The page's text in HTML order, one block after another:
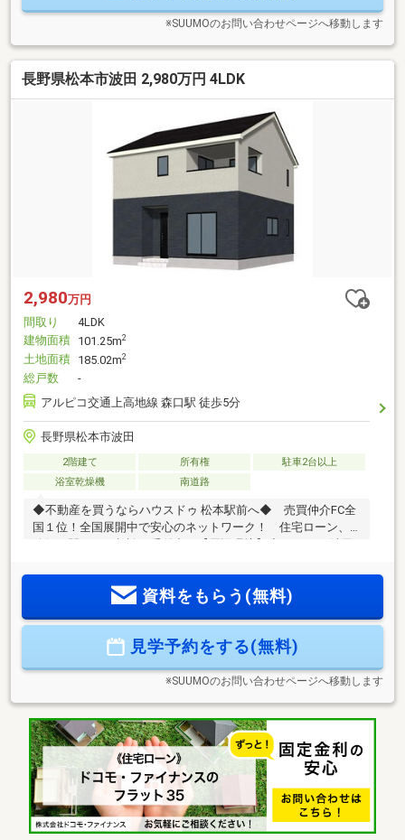
※SUUMOのお問い合わせページへ移動します
長野県松本市波田 2,980万円 4LDK
2,980万円
間取り
4LDK
建物面積 101.25m2
土地面積 185.02m2
総戸数
-
アルピコ交通上高地線 森口駅 徒歩5分
長野県松本市波田
2階建て 所有権
駐車2台以上
浴室乾燥機
南道路
◆不動産を買うならハウスドゥ 松本駅前へ◆ 売買仲介FC全
国１位！全国展開中で安心のネットワーク！ 住宅ローン、
歩7分(約550m)◆松本市 波田支所まで徒歩7分(約560m)◆松本
市立病院まで徒歩9分(約700m)◆セブン-イレブン 信州波田町
前 【 TEL ： 0263-31-3517 】
資料をもらう(無料)
見学予約をする(無料)
※SUUMOのお問い合わせページへ移動します